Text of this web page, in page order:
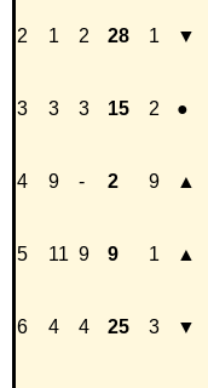
2 1 2 28 1 ▼
3 3 3 15 2 ●
4 9 - 2 9 ▲
5 11 9 9 1 ▲
6 4 4 25 3 ▼